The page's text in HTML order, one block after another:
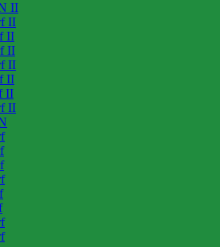
II
II
II
II
II
II
II
II